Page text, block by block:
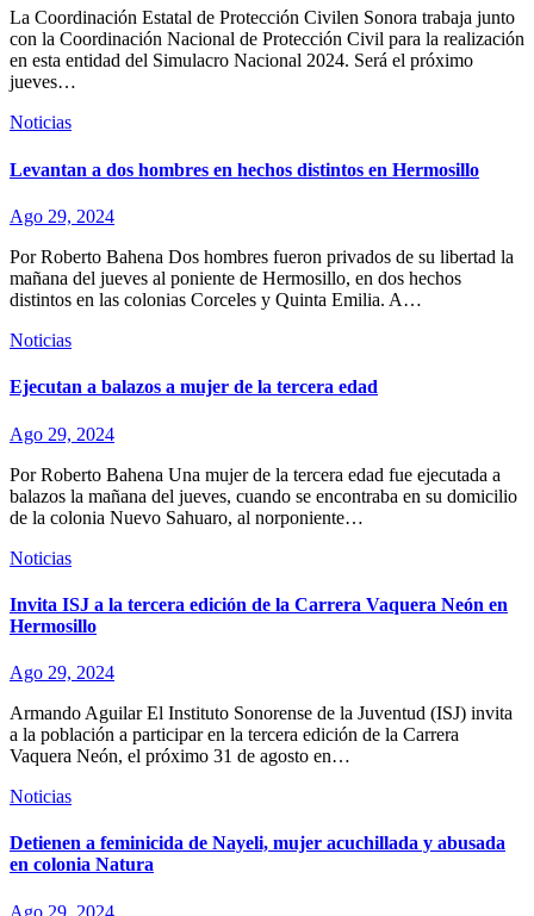
La Coordinación Estatal de Protección Civilen Sonora trabaja junto
con la Coordinación Nacional de Protección Civil para la realización
en esta entidad del Simulacro Nacional 2024. Será el próximo
jueves…
Noticias
Levantan a dos hombres en hechos distintos en Hermosillo
Ago 29, 2024
Por Roberto Bahena Dos hombres fueron privados de su libertad la
mañana del jueves al poniente de Hermosillo, en dos hechos
distintos en las colonias Corceles y Quinta Emilia. A…
Noticias
Ejecutan a balazos a mujer de la tercera edad
Ago 29, 2024
Por Roberto Bahena Una mujer de la tercera edad fue ejecutada a
balazos la mañana del jueves, cuando se encontraba en su domicilio
de la colonia Nuevo Sahuaro, al norponiente…
Noticias
Invita ISJ a la tercera edición de la Carrera Vaquera Neón en
Hermosillo
Ago 29, 2024
Armando Aguilar El Instituto Sonorense de la Juventud (ISJ) invita
a la población a participar en la tercera edición de la Carrera
Vaquera Neón, el próximo 31 de agosto en…
Noticias
Detienen a feminicida de Nayeli, mujer acuchillada y abusada
en colonia Natura
Ago 29, 2024